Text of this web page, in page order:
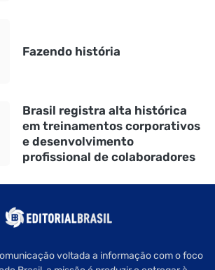
Fazendo história
Brasil registra alta histórica
em treinamentos corporativos
e desenvolvimento
profissional de colaboradores
voltada a informação com o foco